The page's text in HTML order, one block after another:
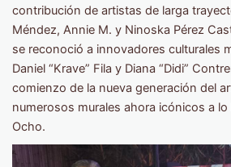
contribución de artistas de larga
Méndez, Annie M. y Ninoska Pérez
se reconoció a innovadores culturales
Daniel “Krave” Fila y Diana “Didi”
comienzo de la nueva generación del
numerosos murales ahora icónicos a lo
Ocho.